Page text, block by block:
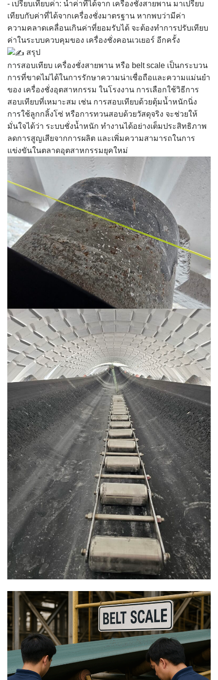
- เปรียบเทียบค่า: นำค่าที่ได้จาก เครื่องชั่งสายพาน มาเปรียบ
เทียบกับค่าที่ได้จากเครื่องชั่งมาตรฐาน หากพบว่ามีค่า
ความคลาดเคลื่อนเกินค่าที่ยอมรับได้ จะต้องทำการปรับเทียบ
ค่าในระบบควบคุมของ เครื่องชั่งคอนเวเยอร์ อีกครั้ง
สรุป
การสอบเทียบ เครื่องชั่งสายพาน หรือ belt scale เป็นกระบวน
การที่ขาดไม่ได้ในการรักษาความน่าเชื่อถือและความแม่นยำ
ของ เครื่องชั่งอุตสาหกรรม ในโรงงาน การเลือกใช้วิธีการ
สอบเทียบที่เหมาะสม เช่น การสอบเทียบด้วยตุ้มน้ำหนักนิ่ง
การใช้ลูกกลิ้งโซ่ หรือการทวนสอบด้วยวัสดุจริง จะช่วยให้
มั่นใจได้ว่า ระบบชั่งน้ำหนัก ทำงานได้อย่างเต็มประสิทธิภาพ
ลดการสูญเสียจากการผลิต และเพิ่มความสามารถในการ
แข่งขันในตลาดอุตสาหกรรมยุคใหม่